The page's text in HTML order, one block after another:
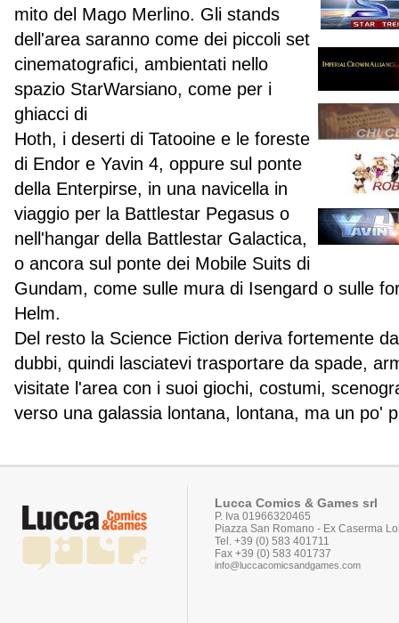
mito del Mago Merlino. Gli stands
dell'area saranno come dei piccoli set
cinematografici, ambientati nello
spazio StarWarsiano, come per i
ghiacci di
Hoth, i deserti di Tatooine e le foreste
di Endor e Yavin 4, oppure sul ponte
della Enterpirse, in una navicella in
viaggio per la Battlestar Pegasus o
nell'hangar della Battlestar Galactica,
o ancora sul ponte dei Mobile Suits di
Gundam, come sulle mura di Isengard o sulle
Helm.
Del resto la Science Fiction deriva fortemente
dubbi, quindi lasciatevi trasportare da spade,
visitate l'area con i suoi giochi, costumi,
verso una galassia lontana, lontana, ma un po'
Lucca Comics & Games srl
P. Iva 01966320465
Piazza San Romano - Ex Caserma
Tel. +39 (0) 583 401711
Fax +39 (0) 583 401737
info@luccacomicsandgames.com